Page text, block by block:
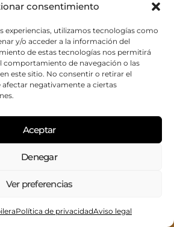
consentimiento
experiencias, utilizamos tecnologías como
y/o acceder a la información del
de estas tecnologías nos permitirá
comportamiento de navegación o las
este sitio. No consentir o retirar el
negativamente a ciertas
Aceptar
Denegar
Ver preferencias
Política de privacidadAviso legal
Turismo
avanza
renovación
Europea
con una
evaluación